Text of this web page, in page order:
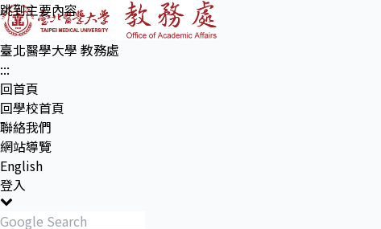
跳到主要內容
臺北醫學大學 教務處
:::
回首頁
回學校首頁
聯絡我們
網站導覽
English
登入